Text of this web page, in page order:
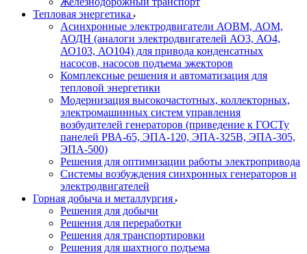
Тепловая энергетика
Асинхронные электродвигатели АОВМ, АОМ,
АОДН (аналоги электродвигателей АО3, АО4,
АО103, АО104) для привода конденсатных
насосов, насосов подъема эжекторов
Комплексные решения и автоматизация для
тепловой энергетики
Модернизация высокочастотных, коллекторных,
электромашинных систем управления
возбудителей генераторов (приведение к ГОСТу
панелей РВА-65, ЭПА-120, ЭПА-325В, ЭПА-305,
ЭПА-500)
Решения для оптимизации работы электропривода
Системы возбуждения синхронных генераторов и
электродвигателей
Горная добыча и металлургия
Решения для добычи
Решения для переработки
Решения для транспортировки
Решения для шахтного подъема